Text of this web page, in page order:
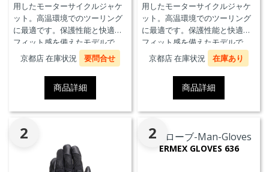
用したモーターサイクルジャケ
ット。高温環境でのツーリング
に最適です。保護性能と快適な
フィット感を備えたモデルで
す。
京都店 在庫状況 要問合せ
商品詳細
用したモーターサイクルジャケ
ット。高温環境でのツーリング
に最適です。保護性能と快適な
フィット感を備えたモデルで
す。
京都店 在庫状況 在庫あり
商品詳細
2 2
ERMEX GLOVES 636